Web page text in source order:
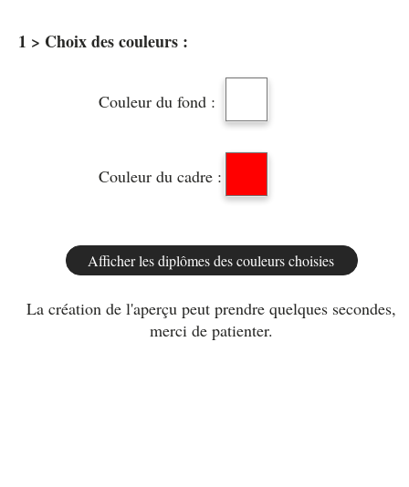
1 > Choix des couleurs :
Couleur du fond :
Couleur du cadre :
La création de l'aperçu peut prendre quelques secondes,
merci de patienter.